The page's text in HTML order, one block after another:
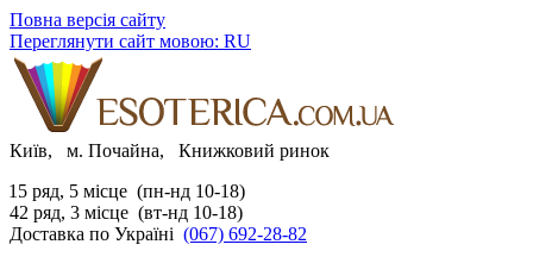
Повна версія сайту
Переглянути сайт мовою: RU
Київ, м. Почайна, Книжковий ринок
15 ряд, 5 місце (пн-нд 10-18)
42 ряд, 3 місце (вт-нд 10-18)
Доставка по Україні (067) 692-28-82